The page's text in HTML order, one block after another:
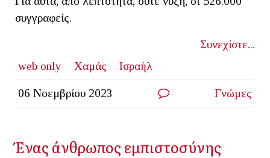
συγγραφείς.
Συνεχίστε...
web only
Χαμάς Ισραήλ
06 Νοεμβρίου 2023 Γνώμες
Ένας άνθρωπος εμπιστοσύνης